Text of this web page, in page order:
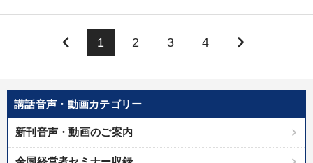
講話音声・動画カテゴリー
新刊音声・動画のご案内
keyboard_arrow_left 1 2 3 4 keyboard_arrow_right